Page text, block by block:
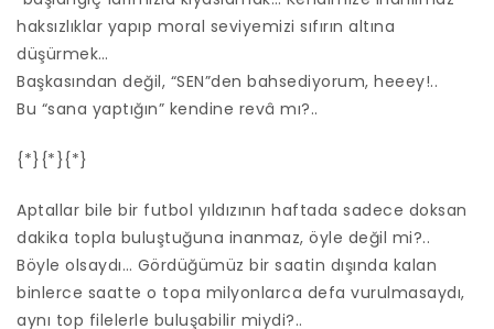
haksızlıklar yapıp moral seviyemizi sıfırın altına
düşürmek…
Başkasından değil, “SEN”den bahsediyorum, heeey!..
Bu “sana yaptığın” kendine revâ mı?..
{*}{*}{*}
Aptallar bile bir futbol yıldızının haftada sadece doksan
dakika topla buluştuğuna inanmaz, öyle değil mi?..
Böyle olsaydı… Gördüğümüz bir saatin dışında kalan
binlerce saatte o topa milyonlarca defa vurulmasaydı,
aynı top filelerle buluşabilir miydi?..